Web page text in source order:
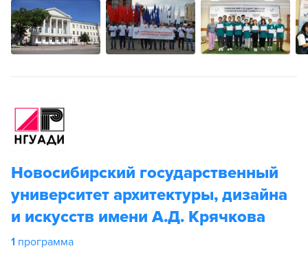
Новосибирский государственный
университет архитектуры, дизайна
и искусств имени А.Д. Крячкова
1 программа